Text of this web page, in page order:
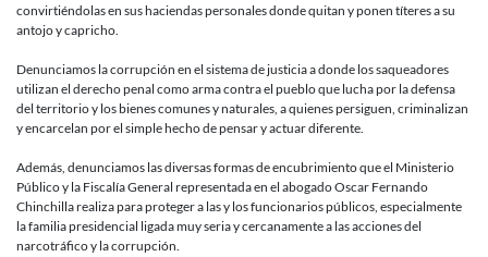
convirtiéndolas en sus haciendas personales donde quitan y ponen títeres a su
antojo y capricho.
Denunciamos la corrupción en el sistema de justicia a donde los saqueadores
utilizan el derecho penal como arma contra el pueblo que lucha por la defensa
del territorio y los bienes comunes y naturales, a quienes persiguen, criminalizan
y encarcelan por el simple hecho de pensar y actuar diferente.
Además, denunciamos las diversas formas de encubrimiento que el Ministerio
Público y la Fiscalía General representada en el abogado Oscar Fernando
Chinchilla realiza para proteger a las y los funcionarios públicos, especialmente
la familia presidencial ligada muy seria y cercanamente a las acciones del
narcotráfico y la corrupción.